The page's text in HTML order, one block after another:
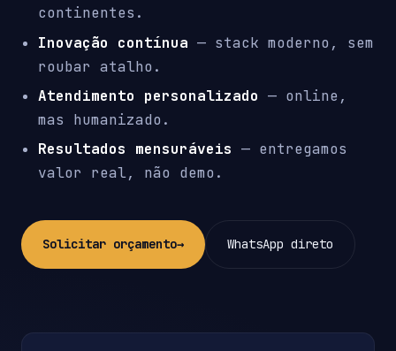
continentes.
Inovação contínua — stack moderno, sem
roubar atalho.
Atendimento personalizado — online,
mas humanizado.
Resultados mensuráveis — entregamos
valor real, não demo.
Solicitar orçamento→ WhatsApp direto